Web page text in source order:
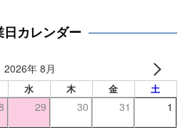
日カレンダー
2026年 8月
水 木 金 土
29 30 31 1